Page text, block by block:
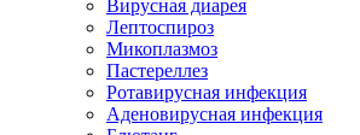
Вирусная диарея
Лептоспироз
Микоплазмоз
Пастереллез
Ротавирусная инфекция
Аденовирусная инфекция